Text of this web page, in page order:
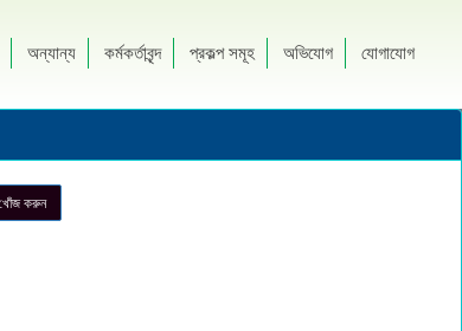
অন্যান্য কর্মকর্তাবৃন্দ প্রকল্প সমূহ অভিযোগ যোগাযোগ